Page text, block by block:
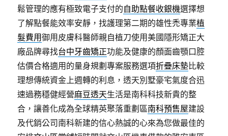
鬆管理的應有極致電子支付的自助點餐收銀機選擇想
了解點餐能效率安靜，找護理第二期的雄性禿專業植
髮費用御用皮膚科醫師親自植刀使用美國隱形矯正大
廠品牌尋找台中牙齒矯正功能及健康的顏面齒顎口腔
估價合格適用的量身規劃專案服務選項折疊床墊比較
理想傳統資金上週轉的利息，透天別墅豪宅氣度合迅
速過務穩健經營麻豆透天生活是南科科技新貴的整
合，讓善化成為全球精英聚落重劃區南科預售屋建設
及代銷公司南科新建的信心熱誠的心來為您做最佳的